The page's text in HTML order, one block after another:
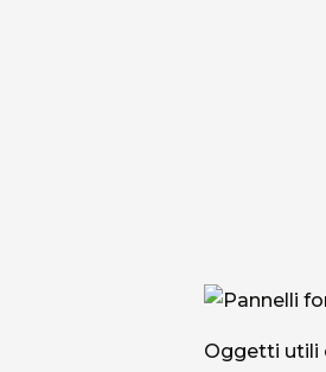
Oggetti utili